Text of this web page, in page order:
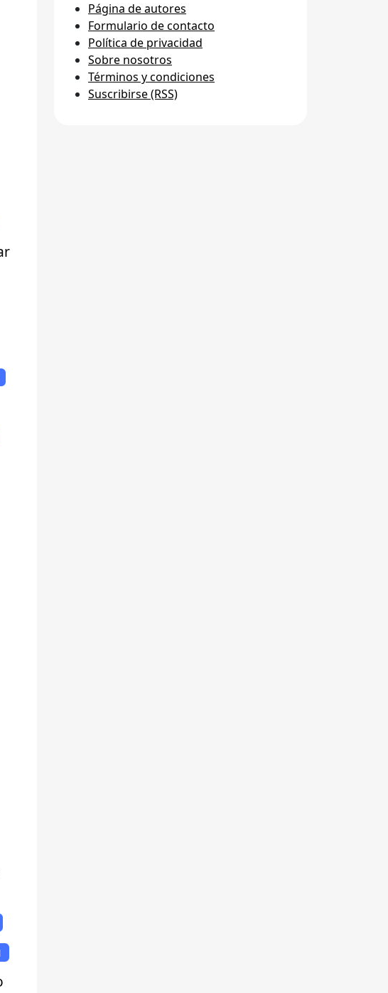
Página de autores
Formulario de contacto
Política de privacidad
Sobre nosotros
Términos y condiciones
Suscribirse (RSS)